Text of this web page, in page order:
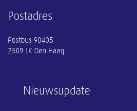
Nieuwsupdate
Postadres
Postbus 90405
2509 LK Den Haag